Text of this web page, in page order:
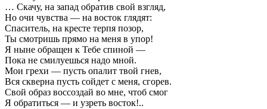
… Скачу, на запад обратив свой взгляд,
Но очи чувства — на восток глядят:
Спаситель, на кресте терпя позор,
Ты смотришь прямо на меня в упор!
Я ныне обращен к Тебе спиной —
Пока не смилуешься надо мной.
Мои грехи — пусть опалит твой гнев,
Вся скверна пусть сойдет с меня, сгорев.
Свой образ воссоздай во мне, чтоб смог
Я обратиться — и узреть восток!..